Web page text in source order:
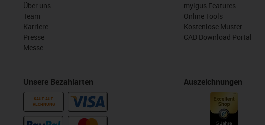
Über uns
Team
Karriere
Presse
Messe
Unsere Bezahlarten
KAUF AUF
RECHNUNG
myigus Features
Online Tools
Kostenlose Muster
CAD Download Portal
Auszeichnungen